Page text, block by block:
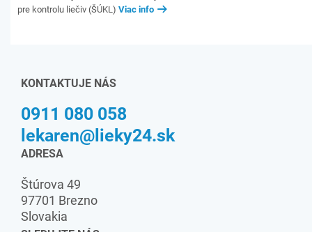
pre kontrolu liečiv (ŠÚKL) Viac info
KONTAKTUJE NÁS
0911 080 058
lekaren@lieky24.sk
ADRESA
Štúrova 49
97701 Brezno
Slovakia